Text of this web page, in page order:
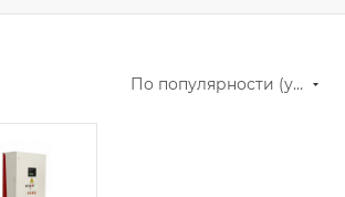
По популярности (убывание)